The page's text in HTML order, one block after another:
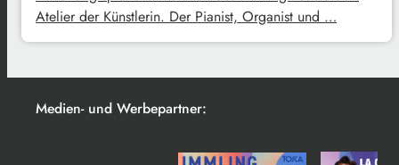
Atelier der Künstlerin. Der Pianist, Organist und …
Medien- und Werbepartner: